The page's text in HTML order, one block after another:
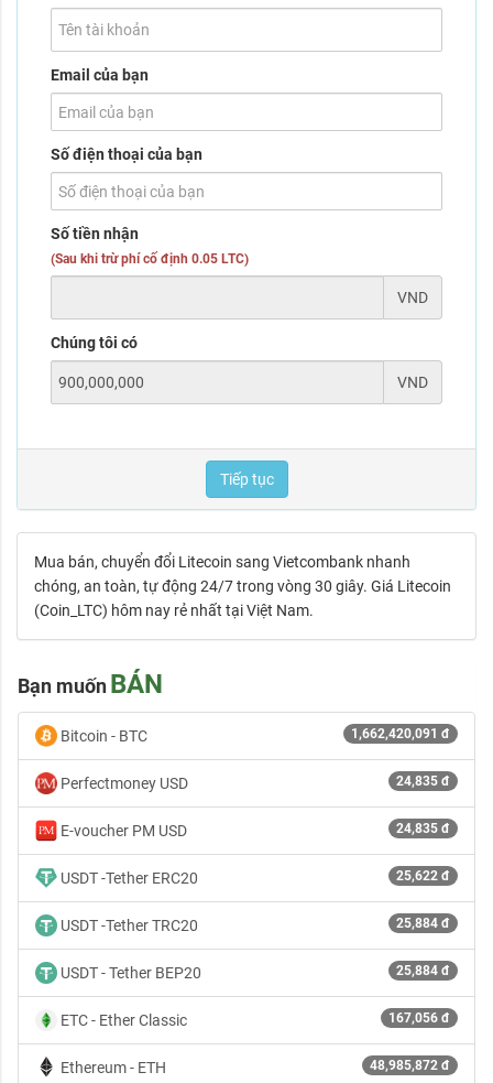
Email của bạn
Số điện thoại của bạn
Số tiền nhận
(Sau khi trừ phí cố định 0.05 LTC)
VND
Chúng tôi có
VND
Tiếp tục
Mua bán, chuyển đổi Litecoin sang Vietcombank nhanh
chóng, an toàn, tự động 24/7 trong vòng 30 giây. Giá Litecoin
(Coin_LTC) hôm nay rẻ nhất tại Việt Nam.
Bạn muốnBÁN
Bitcoin - BTC 1,662,420,091 đ
Perfectmoney USD 24,835 đ
E-voucher PM USD 24,835 đ
USDT -Tether ERC20 25,622 đ
USDT -Tether TRC20 25,884 đ
USDT - Tether BEP20 25,884 đ
ETC - Ether Classic 167,056 đ
Ethereum - ETH 48,985,872 đ